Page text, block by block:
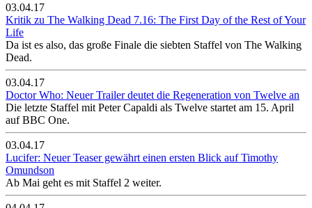
03.04.17
Kritik zu The Walking Dead 7.16: The First Day of the Rest of Your
Life
Da ist es also, das große Finale die siebten Staffel von The Walking
Dead.
03.04.17
Doctor Who: Neuer Trailer deutet die Regeneration von Twelve an
Die letzte Staffel mit Peter Capaldi als Twelve startet am 15. April
auf BBC One.
03.04.17
Lucifer: Neuer Teaser gewährt einen ersten Blick auf Timothy
Omundson
Ab Mai geht es mit Staffel 2 weiter.